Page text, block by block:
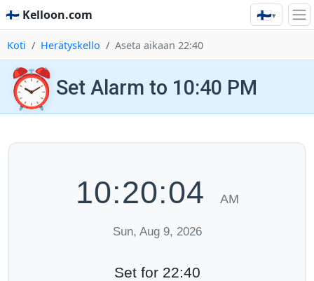
🇫🇮 Kelloon.com 🇫🇮▾
Koti Herätyskello Aseta aikaan 22:40
⏰ Set Alarm to 10:40 PM
10:20:05 AM
Sun, Aug 9, 2026
Set for 22:40